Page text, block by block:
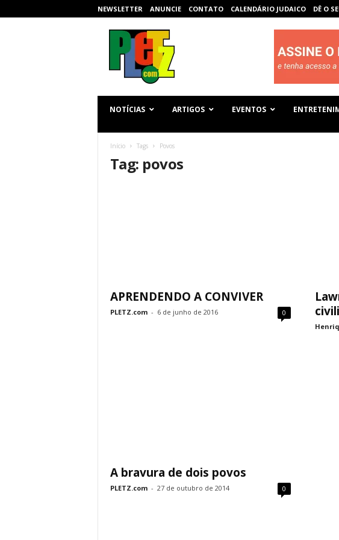
NEWSLETTER ANUNCIE CONTATO CALENDÁRIO JUDAICO DÊ O
NOTÍCIAS ARTIGOS EVENTOS
Início Tags Povos
Tag: povos
APRENDENDO A CONVIVER
PLETZ.com - 6 de junho de 2016 0
A bravura de dois povos
PLETZ.com - 27 de outubro de 2014 0